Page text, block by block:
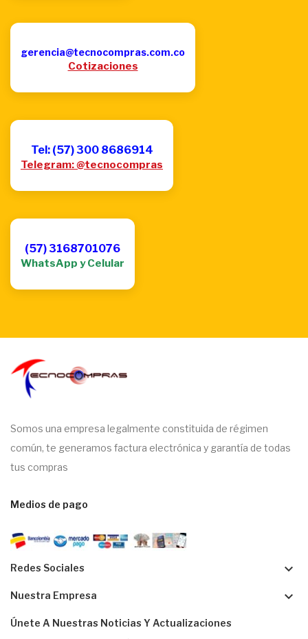
gerencia@tecnocompras.com.co
Cotizaciones
Tel: (57) 300 8686914
Telegram: @tecnocompras
(57) 3168701076
WhatsApp y Celular
Somos una empresa legalmente constituida de régimen
común, te generamos factura electrónica y garantía de todas
tus compras
Medios de pago
Redes Sociales keyboard_arrow_down
Nuestra Empresa keyboard_arrow_down
Únete A Nuestras Noticias Y Actualizaciones